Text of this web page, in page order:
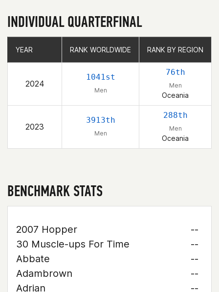
INDIVIDUAL QUARTERFINAL
YEAR RANK WORLDWIDE RANK BY REGION
2024
1041st
Men
76th
Men
Oceania
2023
3913th
Men
288th
Men
Oceania
YEAR RANK WORLDWIDE RANK BY REGION
BENCHMARK STATS
2007 Hopper
--
30 Muscle-ups For Time
--
Abbate
--
Adambrown
--
Adrian
--